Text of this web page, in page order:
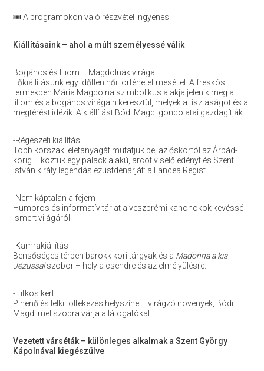
🎟 A programokon való részvétel ingyenes.
Kiállításaink – ahol a múlt személyessé válik
Bogáncs és liliom – Magdolnák virágai
Főkiállításunk egy időtlen női történetet mesél el. A freskós
termekben Mária Magdolna szimbolikus alakja jelenik meg a
liliom és a bogáncs virágain keresztül, melyek a tisztaságot és a
megtérést idézik. A kiállítást Bódi Magdi gondolatai gazdagítják.
-Régészeti kiállítás
Több korszak leletanyagát mutatjuk be, az őskortól az Árpád-
korig – köztük egy palack alakú, arcot viselő edényt és Szent
István király legendás ezüstdénárját: a Lancea Regist.
-Nem káptalan a fejem
Humoros és informatív tárlat a veszprémi kanonokok kevéssé
ismert világáról.
-Kamrakiállítás
Bensőséges térben barokk kori tárgyak és a Madonna a kis
Jézussalszobor – hely a csendre és az elmélyülésre.
-Titkos kert
Pihenő és lelki töltekezés helyszíne – virágzó növények, Bódi
Magdi mellszobra várja a látogatókat.
Vezetett várséták – különleges alkalmak a Szent György
Kápolnával kiegészülve